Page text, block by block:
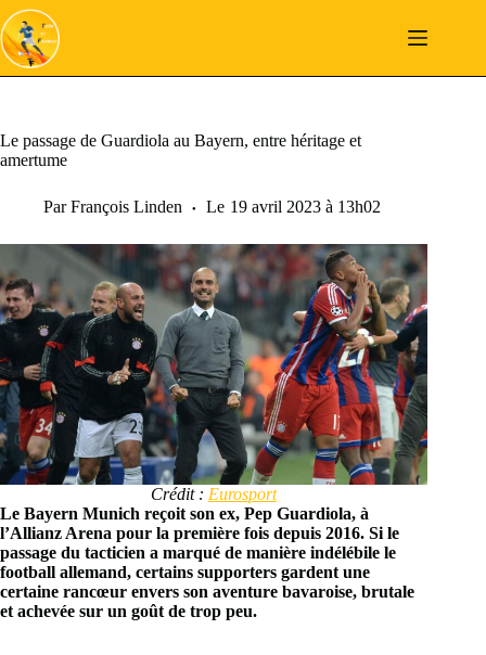
Passer
au
contenu
Le passage de Guardiola au Bayern, entre héritage et
amertume
Par François Linden Le 19 avril 2023 à 13h02
Crédit : Eurosport
Le Bayern Munich reçoit son ex, Pep Guardiola, à
l’Allianz Arena pour la première fois depuis 2016. Si le
passage du tacticien a marqué de manière indélébile le
football allemand, certains supporters gardent une
certaine rancœur envers son aventure bavaroise, brutale
et achevée sur un goût de trop peu.